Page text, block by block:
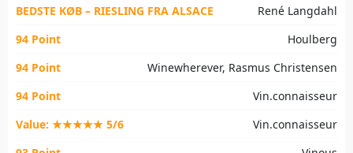
BEDSTE KØB – RIESLING FRA ALSACE
René Langdahl
94 Point
Houlberg
94 Point
Winewherever, Rasmus Christensen
94 Point
Vin.connaisseur
Value: ★★★★★ 5/6
Vin.connaisseur